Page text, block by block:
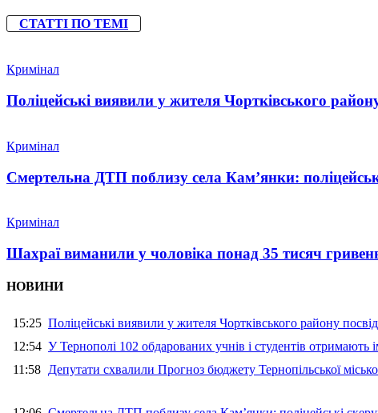
СТАТТІ ПО ТЕМІ
Кримінал
Поліцейські виявили у жителя Чортківського
Кримінал
Смертельна ДТП поблизу села Кам’янки:
Кримінал
Шахраї виманили у чоловіка понад 35 тисяч
НОВИНИ
15:25 Поліцейські виявили у жителя Чортківського району
12:54 У Тернополі 102 обдарованих учнів і студентів отримають
11:58 Депутати схвалили Прогноз бюджету Тернопільської